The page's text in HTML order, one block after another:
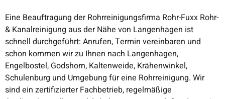
Eine Beauftragung der Rohrreinigungsfirma Rohr-Fuxx Rohr-
& Kanalreinigung aus der Nähe von Langenhagen ist
schnell durchgeführt: Anrufen, Termin vereinbaren und
schon kommen wir zu Ihnen nach Langenhagen,
Engelbostel, Godshorn, Kaltenweide, Krähenwinkel,
Schulenburg und Umgebung für eine Rohrreinigung. Wir
sind ein zertifizierter Fachbetrieb, regelmäßige